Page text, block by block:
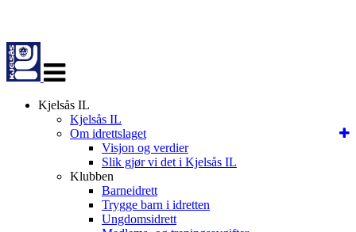
navigasjon
Kjelsås IL
Kjelsås IL
Om idrettslaget
Visjon og verdier
Slik gjør vi det i Kjelsås IL
Klubben
Barneidrett
Trygge barn i idretten
Ungdomsidrett